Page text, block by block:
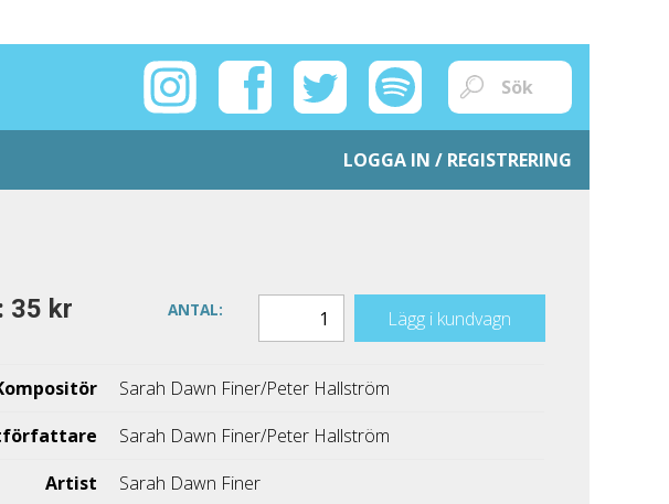
LOGGA IN / REGISTRERING
35 kr ANTAL: Lägg i kundvagn
Sarah Dawn Finer/Peter Hallström
Sarah Dawn Finer/Peter Hallström
Artist
Sarah Dawn Finer